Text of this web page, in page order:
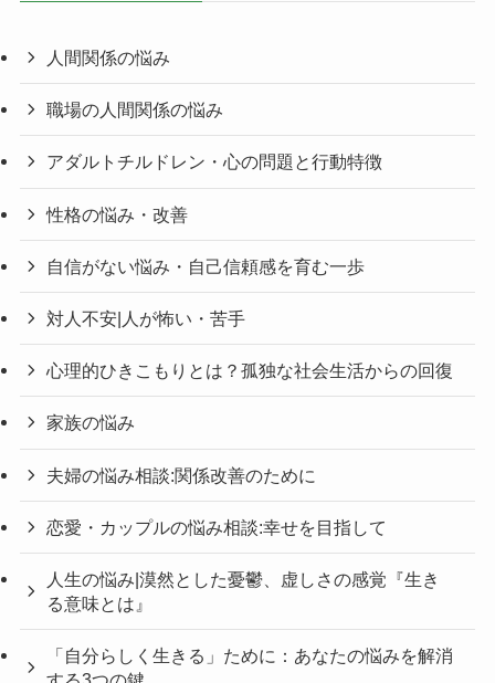
人間関係の悩み
職場の人間関係の悩み
アダルトチルドレン・心の問題と行動特徴
性格の悩み・改善
自信がない悩み・自己信頼感を育む一歩
対人不安|人が怖い・苦手
心理的ひきこもりとは？孤独な社会生活からの回復
家族の悩み
夫婦の悩み相談:関係改善のために
恋愛・カップルの悩み相談:幸せを目指して
人生の悩み|漠然とした憂鬱、虚しさの感覚『生き
る意味とは』
「自分らしく生きる」ために：あなたの悩みを解消